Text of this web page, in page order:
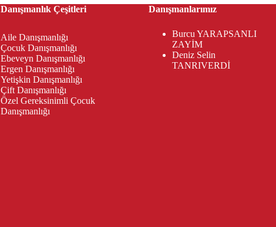
Danışmanlık Çeşitleri
Aile Danışmanlığı
Çocuk Danışmanlığı
Ebeveyn Danışmanlığı
Ergen Danışmanlığı
Yetişkin Danışmanlığı
Çift Danışmanlığı
Özel Gereksinimli Çocuk
Danışmanlığı
Danışmanlarımız
Burcu YARAPSANLI
ZAYİM
Deniz Selin
TANRIVERDİ